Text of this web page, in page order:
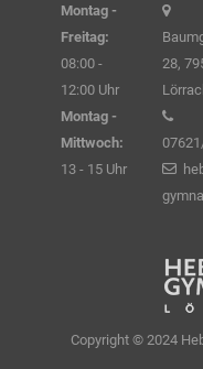
Montag -
Freitag:
08:00 -
12:00 Uhr
Montag -
Mittwoch:
13 - 15 Uhr
28,
Copyright © 2024